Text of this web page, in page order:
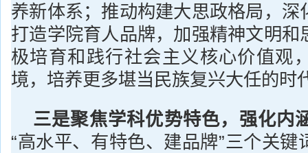
养新体系；推动构建大思政格局，深
打造学院育人品牌，加强精神文明和
极培育和践行社会主义核心价值观
境，培养更多堪当民族复兴大任的时
三是聚焦学科优势特色，强化内
“高水平、有特色、建品牌”三个关键